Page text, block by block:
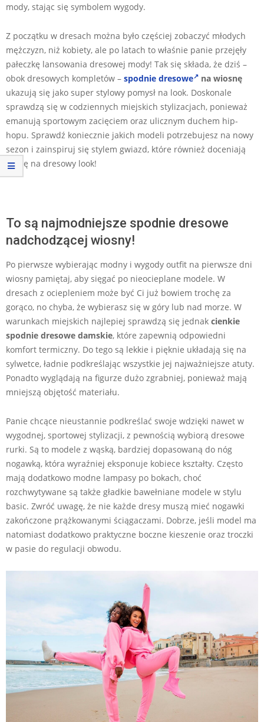
mody, stając się symbolem wygody.
Z początku w dresach można było częściej zobaczyć młodych
mężczyzn, niż kobiety, ale po latach to właśnie panie przejęły
pałeczkę lansowania dresowej mody! Tak się składa, że dziś –
obok dresowych kompletów – spodnie dresowe
na wiosnę
ukazują się jako super stylowy pomysł na look. Doskonale
sprawdzą się w codziennych miejskich stylizacjach, ponieważ
emanują sportowym zacięciem oraz ulicznym duchem hip-
hopu. Sprawdź koniecznie jakich modeli potrzebujesz na nowy
sezon i zainspiruj się stylem gwiazd, które również doceniają
modę na dresowy look!
To są najmodniejsze spodnie dresowe
nadchodzącej wiosny!
Po pierwsze wybierając modny i wygody outfit na pierwsze dni
wiosny pamiętaj, aby sięgać po nieocieplane modele. W
dresach z ociepleniem może być Ci już bowiem trochę za
gorąco, no chyba, że wybierasz się w góry lub nad morze. W
warunkach miejskich najlepiej sprawdzą się jednak cienkie
spodnie dresowe damskie, które zapewnią odpowiedni
komfort termiczny. Do tego są lekkie i pięknie układają się na
sylwetce, ładnie podkreślając wszystkie jej najważniejsze atuty.
Ponadto wyglądają na figurze dużo zgrabniej, ponieważ mają
mniejszą objętość materiału.
Panie chcące nieustannie podkreślać swoje wdzięki nawet w
wygodnej, sportowej stylizacji, z pewnością wybiorą dresowe
rurki. Są to modele z wąską, bardziej dopasowaną do nóg
nogawką, która wyraźniej eksponuje kobiece kształty. Często
mają dodatkowo modne lampasy po bokach, choć
rozchwytywane są także gładkie bawełniane modele w stylu
basic. Zwróć uwagę, że nie każde dresy muszą mieć nogawki
zakończone prążkowanymi ściągaczami. Dobrze, jeśli model ma
natomiast dodatkowo praktyczne boczne kieszenie oraz troczki
w pasie do regulacji obwodu.